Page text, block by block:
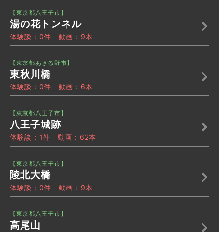
【東京都八王子市】
湯の花トンネル
体験談：0件 動画：9本
【東京都あきる野市】
東秋川橋
体験談：0件 動画：6本
【東京都八王子市】
八王子城跡
体験談：1件 動画：62本
【東京都八王子市】
陵北大橋
体験談：0件 動画：9本
【東京都八王子市】
高尾山